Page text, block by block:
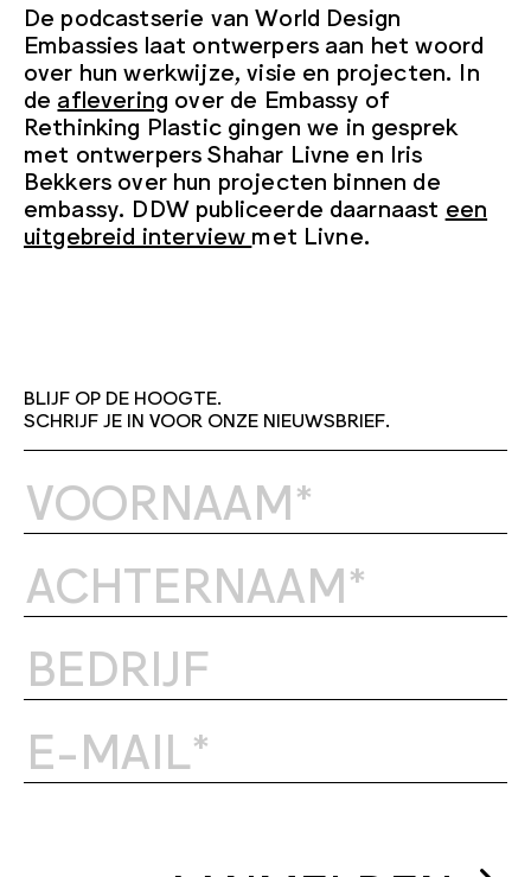
De podcastserie van World Design
Embassies laat ontwerpers aan het woord
over hun werkwijze, visie en projecten. In
de aflevering over de Embassy of
Rethinking Plastic gingen we in gesprek
met ontwerpers Shahar Livne en Iris
Bekkers over hun projecten binnen de
embassy. DDW publiceerde daarnaast een
uitgebreid interview met Livne.
BLIJF OP DE HOOGTE.
SCHRIJF JE IN VOOR ONZE NIEUWSBRIEF.